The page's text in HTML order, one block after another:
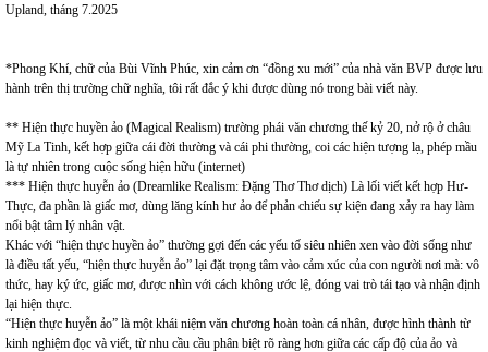
Upland, tháng 7.2025
*Phong Khí, chữ của Bùi Vĩnh Phúc, xin cảm ơn “đồng xu mới” của nhà văn BVP được lưu
hành trên thị trường chữ nghĩa, tôi rất đắc ý khi được dùng nó trong bài viết này.
** Hiện thực huyền ảo (Magical Realism) trường phái văn chương thế kỷ 20, nở rộ ở châu
Mỹ La Tinh, kết hợp giữa cái đời thường và cái phi thường, coi các hiện tượng lạ, phép mầu
là tự nhiên trong cuộc sống hiện hữu (internet)
*** Hiện thực huyễn ảo (Dreamlike Realism: Đặng Thơ Thơ dịch) Là lối viết kết hợp Hư-
Thực, đa phần là giấc mơ, dùng lăng kính hư ảo để phản chiếu sự kiện đang xảy ra hay làm
nổi bật tâm lý nhân vật.
Khác với “hiện thực huyền ảo” thường gợi đến các yếu tố siêu nhiên xen vào đời sống như
là điều tất yếu, “hiện thực huyễn ảo” lại đặt trọng tâm vào cảm xúc của con người nơi mà: vô
thức, hay ký ức, giấc mơ, được nhìn với cách không ước lệ, đóng vai trò tái tạo và nhận định
lại hiện thực.
“Hiện thực huyễn ảo” là một khái niệm văn chương hoàn toàn cá nhân, được hình thành từ
kinh nghiệm đọc và viết, từ nhu cầu cầu phân biệt rõ ràng hơn giữa các cấp độ của ảo và